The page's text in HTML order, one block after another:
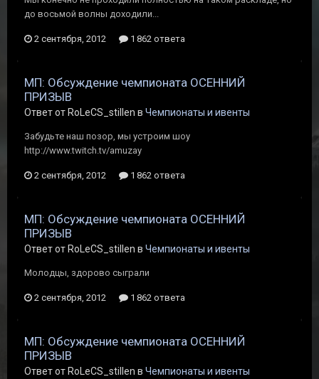
до восьмой волны доходили...
2 сентября, 2012 1 862 ответа
МП: Обсуждение чемпионата ОСЕННИЙ
ПРИЗЫВ
Ответ от RoLeCS_stillen в Чемпионаты и ивенты
Забудьте наш позор, мы устроим шоу
http://www.twitch.tv/amuzay
2 сентября, 2012 1 862 ответа
МП: Обсуждение чемпионата ОСЕННИЙ
ПРИЗЫВ
Ответ от RoLeCS_stillen в Чемпионаты и ивенты
Молодцы, здорово сыграли
2 сентября, 2012 1 862 ответа
МП: Обсуждение чемпионата ОСЕННИЙ
ПРИЗЫВ
Ответ от RoLeCS_stillen в Чемпионаты и ивенты